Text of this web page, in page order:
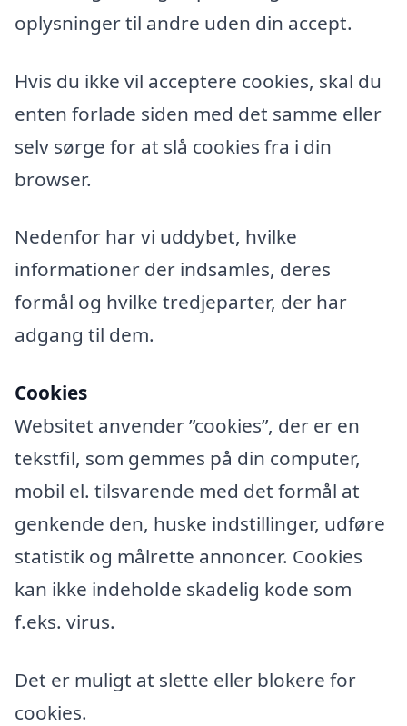
oplysninger til andre uden din accept.
Hvis du ikke vil acceptere cookies, skal du
enten forlade siden med det samme eller
selv sørge for at slå cookies fra i din
browser.
Nedenfor har vi uddybet, hvilke
informationer der indsamles, deres
formål og hvilke tredjeparter, der har
adgang til dem.
Cookies
Websitet anvender ”cookies”, der er en
tekstfil, som gemmes på din computer,
mobil el. tilsvarende med det formål at
genkende den, huske indstillinger, udføre
statistik og målrette annoncer. Cookies
kan ikke indeholde skadelig kode som
f.eks. virus.
Det er muligt at slette eller blokere for
cookies.